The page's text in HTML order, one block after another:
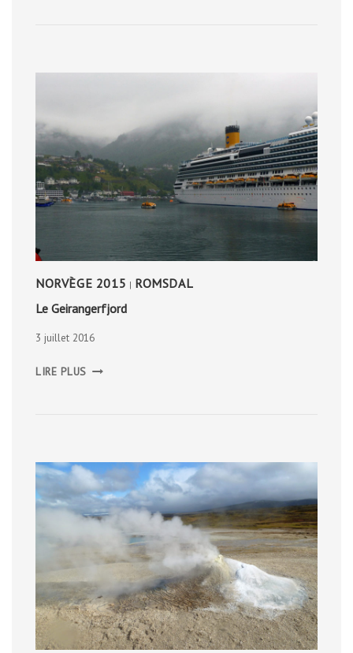
NORVÈGE 2015 | ROMSDAL
Le Geirangerfjord
3 juillet 2016
LIRE PLUS GEIRANGERFJORD